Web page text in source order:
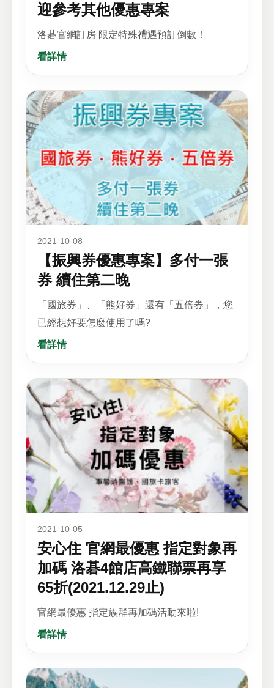
迎參考其他優惠專案
洛碁官網訂房 限定特殊禮遇預訂倒數！
看詳情
2021-10-08
【振興券優惠專案】多付一張
券 續住第二晚
「國旅券」、「熊好券」還有「五倍券」，您
已經想好要怎麼使用了嗎?
看詳情
2021-10-05
安心住 官網最優惠 指定對象再
加碼 洛碁4館店高鐵聯票再享
65折(2021.12.29止)
官網最優惠 指定族群再加碼活動來啦!
看詳情